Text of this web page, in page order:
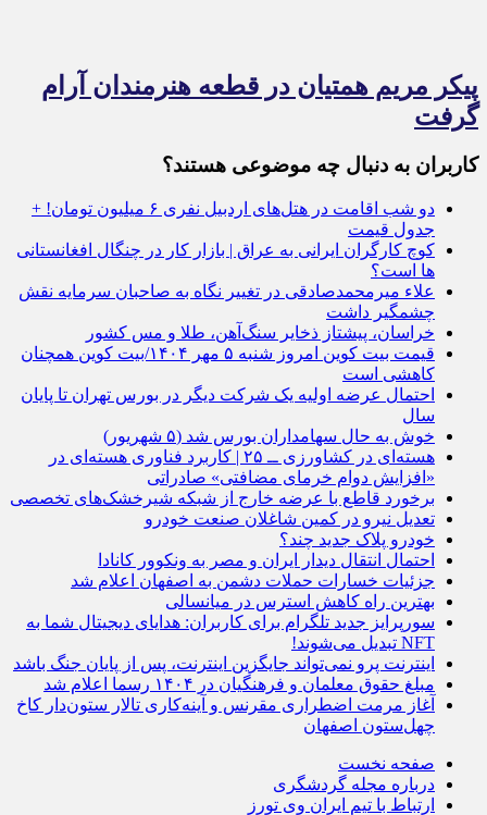
پیکر مریم همتیان در قطعه هنرمندان آرام
گرفت
کاربران به دنبال چه موضوعی هستند؟
دو شب اقامت در هتل‌های اردبیل نفری ۶ میلیون تومان! +
جدول قیمت
کوچ کارگران ایرانی به عراق | بازار کار در چنگال افغانستانی
ها است؟
علاء میرمحمدصادقی در تغییر نگاه به صاحبان سرمایه نقش
چشمگیر داشت
خراسان، پیشتاز ذخایر سنگ‌آهن، طلا و مس کشور
قیمت بیت کوین امروز شنبه ۵ مهر ۱۴۰۴/بیت کوین همچنان
کاهشی است
احتمال عرضه اولیه یک شرکت دیگر در بورس تهران تا پایان
سال
خوش به حال سهامداران بورس شد (۵ شهریور)
هسته‌ای در کشاورزی ــ ۲۵ | کاربرد فناوری هسته‌ای در
«افزایش دوام خرمای مضافتی» صادراتی
برخورد قاطع با عرضه خارج از شبکه شیرخشک‌های تخصصی
تعدیل نیرو در کمین شاغلان صنعت خودرو
خودرو پلاک جدید چند؟
احتمال انتقال دیدار ایران و مصر به ونکوور کانادا
جزئیات خسارات حملات دشمن به اصفهان اعلام شد
بهترین راه کاهش استرس در میانسالی
سورپرایز جدید تلگرام برای کاربران: هدایای دیجیتال شما به
NFT تبدیل می‌شوند!
اینترنت پرو نمی‌تواند جایگزین اینترنت، پس از پایان جنگ باشد
مبلغ حقوق معلمان و فرهنگیان در ۱۴۰۴ رسما اعلام شد
آغاز مرمت اضطراری مقرنس و آینه‌کاری تالار ستون‌دار کاخ
چهل‌ستون اصفهان
صفحه نخست
درباره مجله گردشگری
ارتباط با تیم ایران وی تورز